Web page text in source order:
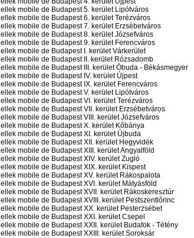
mobile de Budapest 5. kerület Lipótváros
mobile de Budapest 6. kerület Terézváros
mobile de Budapest 7. kerület Erzsébetváros
mobile de Budapest 8. kerület Józsefváros
mobile de Budapest 9. kerület Ferencváros
mobile de Budapest I. kerület Várkerület
mobile de Budapest II. kerület Rózsadomb
mobile de Budapest III. kerület Óbuda - Békásmegyer
mobile de Budapest IV. kerület Újpest
mobile de Budapest IX. kerület Ferencváros
mobile de Budapest V. kerület Lipótváros
mobile de Budapest VI. kerület Terézváros
mobile de Budapest VII. kerület Erzsébetváros
mobile de Budapest VIII. kerület Józsefváros
mobile de Budapest X. kerület Kőbánya
mobile de Budapest XI. kerület Újbuda
mobile de Budapest XII. kerület Hegyvidék
mobile de Budapest XIII. kerület Angyalföld
mobile de Budapest XIV. kerület Zugló
mobile de Budapest XIX. kerület Kispest
mobile de Budapest XV. kerület Rákospalota
mobile de Budapest XVI. kerület Mátyásföld
mobile de Budapest XVII. kerület Rákoskeresztúr
mobile de Budapest XVIII. kerület Pestszentlőrinc
mobile de Budapest XX. kerület Pesterzsébet
mobile de Budapest XXI. kerület Csepel
mobile de Budapest XXII. kerület Budafok - Tétény
mobile de Budapest XXIII. kerület Soroksár